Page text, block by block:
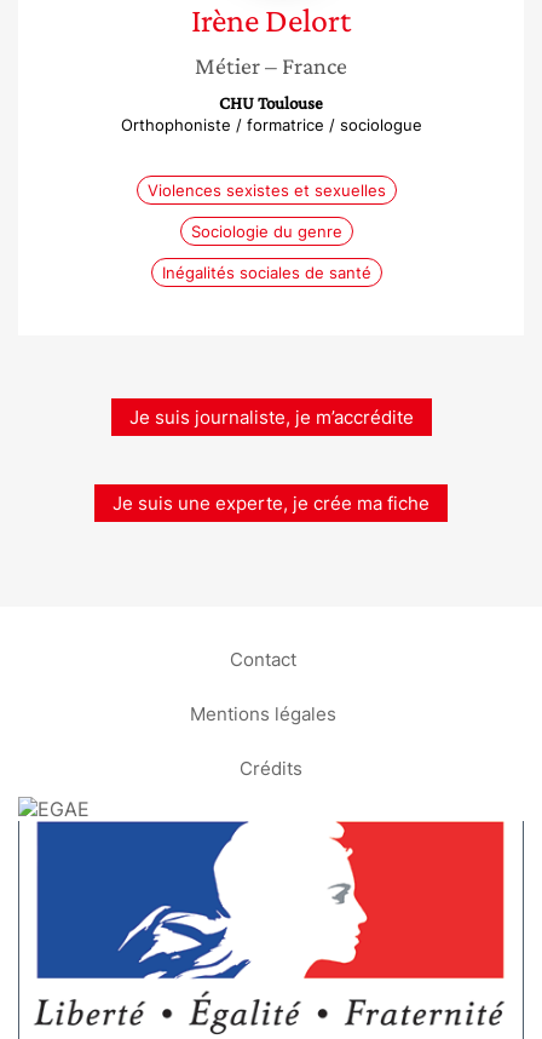
IrèneDelort
Métier– France
CHU Toulouse
Orthophoniste / formatrice / sociologue
Violences sexistes et sexuelles
Sociologie du genre
Inégalités sociales de santé
Je suis journaliste, je m’accrédite
Je suis une experte, je crée ma fiche
Contact
Mentions légales
Crédits